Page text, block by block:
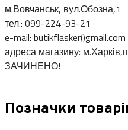
м.Вовчанськ, вул.Обозна,1
тел.: 099-224-93-21
e-mail: butikflasker()gmail.com
адреса магазину:
ЗАЧИНЕНО!
Позначки